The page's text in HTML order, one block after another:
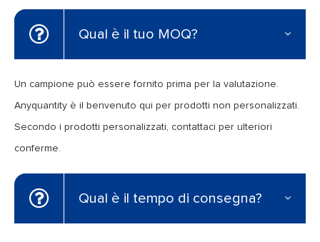
Qual è il tuo MOQ?
Un campione può essere fornito prima per la valutazione.
Anyquantity è il benvenuto qui per prodotti non personalizzati.
Secondo i prodotti personalizzati, contattaci per ulteriori
conferme.
Qual è il tempo di consegna?